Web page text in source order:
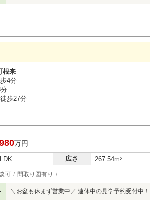
根来
4分
歩27分
万円
広さ 267.54m2
可 間取り図有り
＼お盆も休まず営業中／ 連休中の見学予約受付中